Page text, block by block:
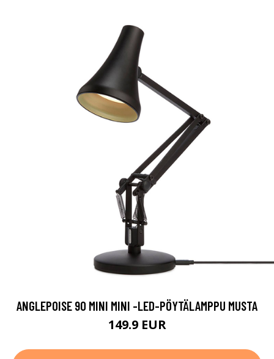
ANGLEPOISE 90 MINI MINI -LED-PÖYTÄLAMPPU MUSTA
149.9 EUR